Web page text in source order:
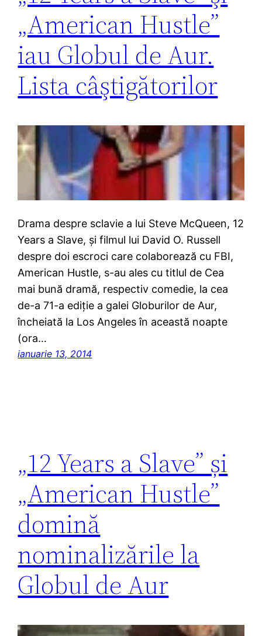
„American Hustle”
iau Globul de Aur.
Lista câştigătorilor
Drama despre sclavie a lui Steve McQueen, 12
Years a Slave, şi filmul lui David O. Russell
despre doi escroci care colaborează cu FBI,
American Hustle, s-au ales cu titlul de Cea
mai bună dramă, respectiv comedie, la cea
de-a 71-a ediţie a galei Globurilor de Aur,
încheiată la Los Angeles în această noapte
(ora…
ianuarie 13, 2014
„12 Years a Slave” și
„American Hustle”
domină
nominalizările la
Globul de Aur